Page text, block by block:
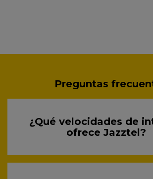
Preguntas
¿Qué velocidades de
ofrece Jazztel?